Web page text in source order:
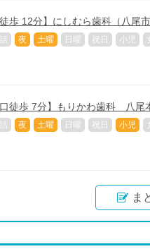
歩 12分】にしむら歯科（八尾市
夜 土曜 日曜 祝日 小児
口徒歩 7分】もりかわ歯科 八尾
夜 土曜 日曜 祝日 小児
ま